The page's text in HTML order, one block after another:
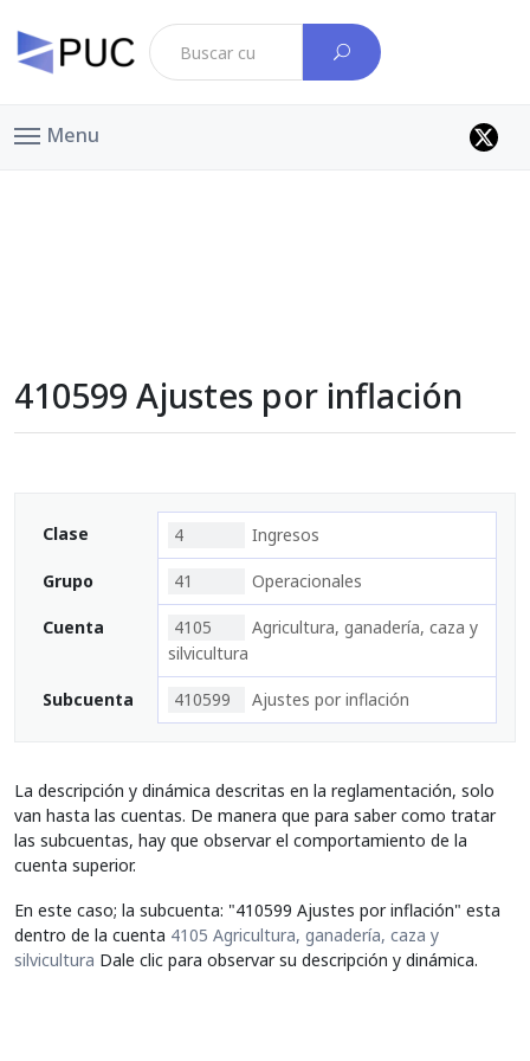
Menu
410599 Ajustes por inflación
Clase 4 Ingresos
Grupo 41 Operacionales
Cuenta 4105
Agricultura, ganadería, caza y
silvicultura
Subcuenta 410599 Ajustes por inflación
La descripción y dinámica descritas en la reglamentación, solo
van hasta las cuentas. De manera que para saber como tratar
las subcuentas, hay que observar el comportamiento de la
cuenta superior.
En este caso; la subcuenta: "410599 Ajustes por inflación" esta
dentro de la cuenta 4105 Agricultura, ganadería, caza y
silvicultura Dale clic para observar su descripción y dinámica.